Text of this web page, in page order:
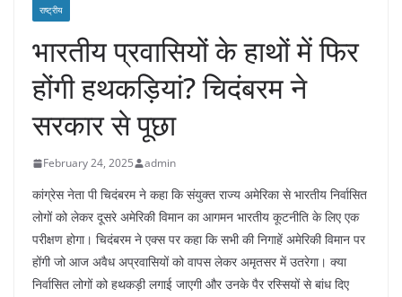
राष्ट्रीय
भारतीय प्रवासियों के हाथों में फिर
होंगी हथकड़ियां? चिदंबरम ने
सरकार से पूछा
February 24, 2025 admin
कांग्रेस नेता पी चिदंबरम ने कहा कि संयुक्त राज्य अमेरिका से भारतीय निर्वासित
लोगों को लेकर दूसरे अमेरिकी विमान का आगमन भारतीय कूटनीति के लिए एक
परीक्षण होगा। चिदंबरम ने एक्स पर कहा कि सभी की निगाहें अमेरिकी विमान पर
होंगी जो आज अवैध अप्रवासियों को वापस लेकर अमृतसर में उतरेगा। क्या
निर्वासित लोगों को हथकड़ी लगाई जाएगी और उनके पैर रस्सियों से बांध दिए